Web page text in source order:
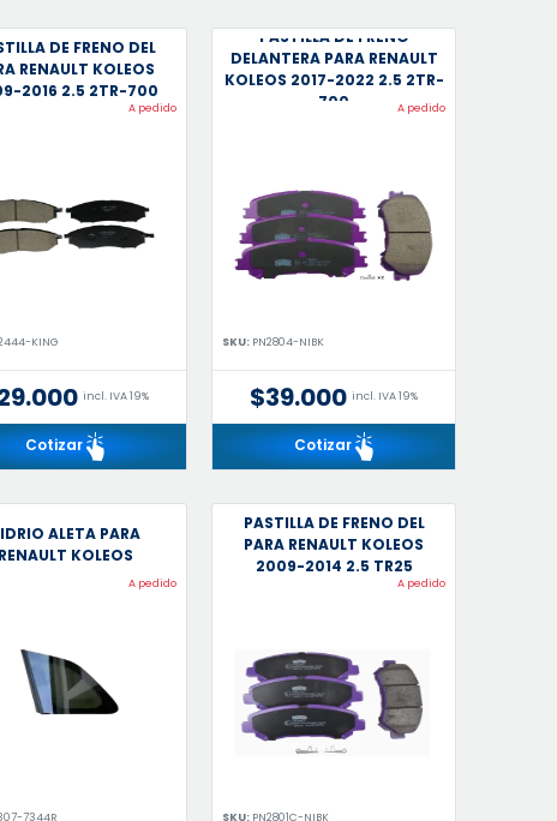
DE FRENO DEL
RENAULT KOLEOS
2016 2.5 2TR-700
A pedido
KING
incl. IVA 19%
Cotizar
PASTILLA DE FRENO
DELANTERA PARA RENAULT
KOLEOS 2017-2022 2.5 2TR-
700
A pedido
SKU: PN2804-NIBK
$39.000 incl. IVA 19%
Cotizar
ALETA PARA
RENAULT KOLEOS
A pedido
7344R
PASTILLA DE FRENO DEL
PARA RENAULT KOLEOS
2009-2014 2.5 TR25
A pedido
SKU: PN2801C-NIBK